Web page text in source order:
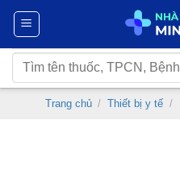
Chuyển
nội
dung
Tìm
kiếm:
Trang chủ / Thiết bị y tế /